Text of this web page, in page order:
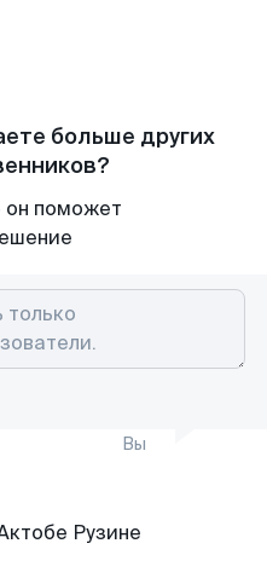
больше других
он поможет
Вы